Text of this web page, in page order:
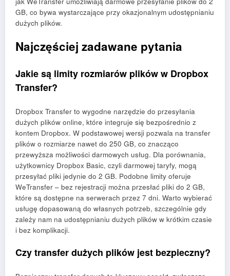
GB, co bywa wystarczające przy okazjonalnym udostępnianiu
dużych plików.
Najczęściej zadawane pytania
Jakie są limity rozmiarów plików w Dropbox
Transfer?
Dropbox Transfer to wygodne narzędzie do przesyłania
dużych plików online, które integruje się bezpośrednio z
kontem Dropbox. W podstawowej wersji pozwala na transfer
plików o rozmiarze nawet do 250 GB, co znacząco
przewyższa możliwości darmowych usług. Dla porównania,
użytkownicy Dropbox Basic, czyli darmowej taryfy, mogą
przesyłać pliki jedynie do 2 GB. Podobne limity oferuje
WeTransfer – bez rejestracji można przesłać pliki do 2 GB,
które są dostępne na serwerach przez 7 dni. Warto wybierać
usługę dopasowaną do własnych potrzeb, szczególnie gdy
zależy nam na udostępnianiu dużych plików w krótkim czasie
i bez komplikacji.
Czy transfer dużych plików jest bezpieczny?